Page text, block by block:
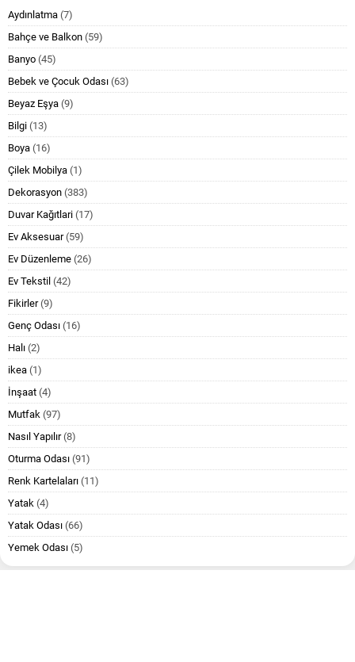
Aydınlatma (7)
Bahçe ve Balkon (59)
Banyo (45)
Bebek ve Çocuk Odası (63)
Beyaz Eşya (9)
Bilgi (13)
Boya (16)
Çilek Mobilya (1)
Dekorasyon (383)
Duvar Kağıtlari (17)
Ev Aksesuar(59)
Ev Düzenleme (26)
Ev Tekstil (42)
Fikirler(9)
Genç Odası (16)
Halı (2)
ikea (1)
İnşaat (4)
Mutfak (97)
Nasıl Yapılır(8)
Oturma Odası (91)
Renk Kartelaları (11)
Yatak (4)
Yatak Odası (66)
Yemek Odası (5)